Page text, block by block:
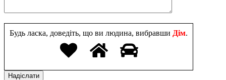
Будь ласка, доведіть, що ви людина, вибравши Дім.